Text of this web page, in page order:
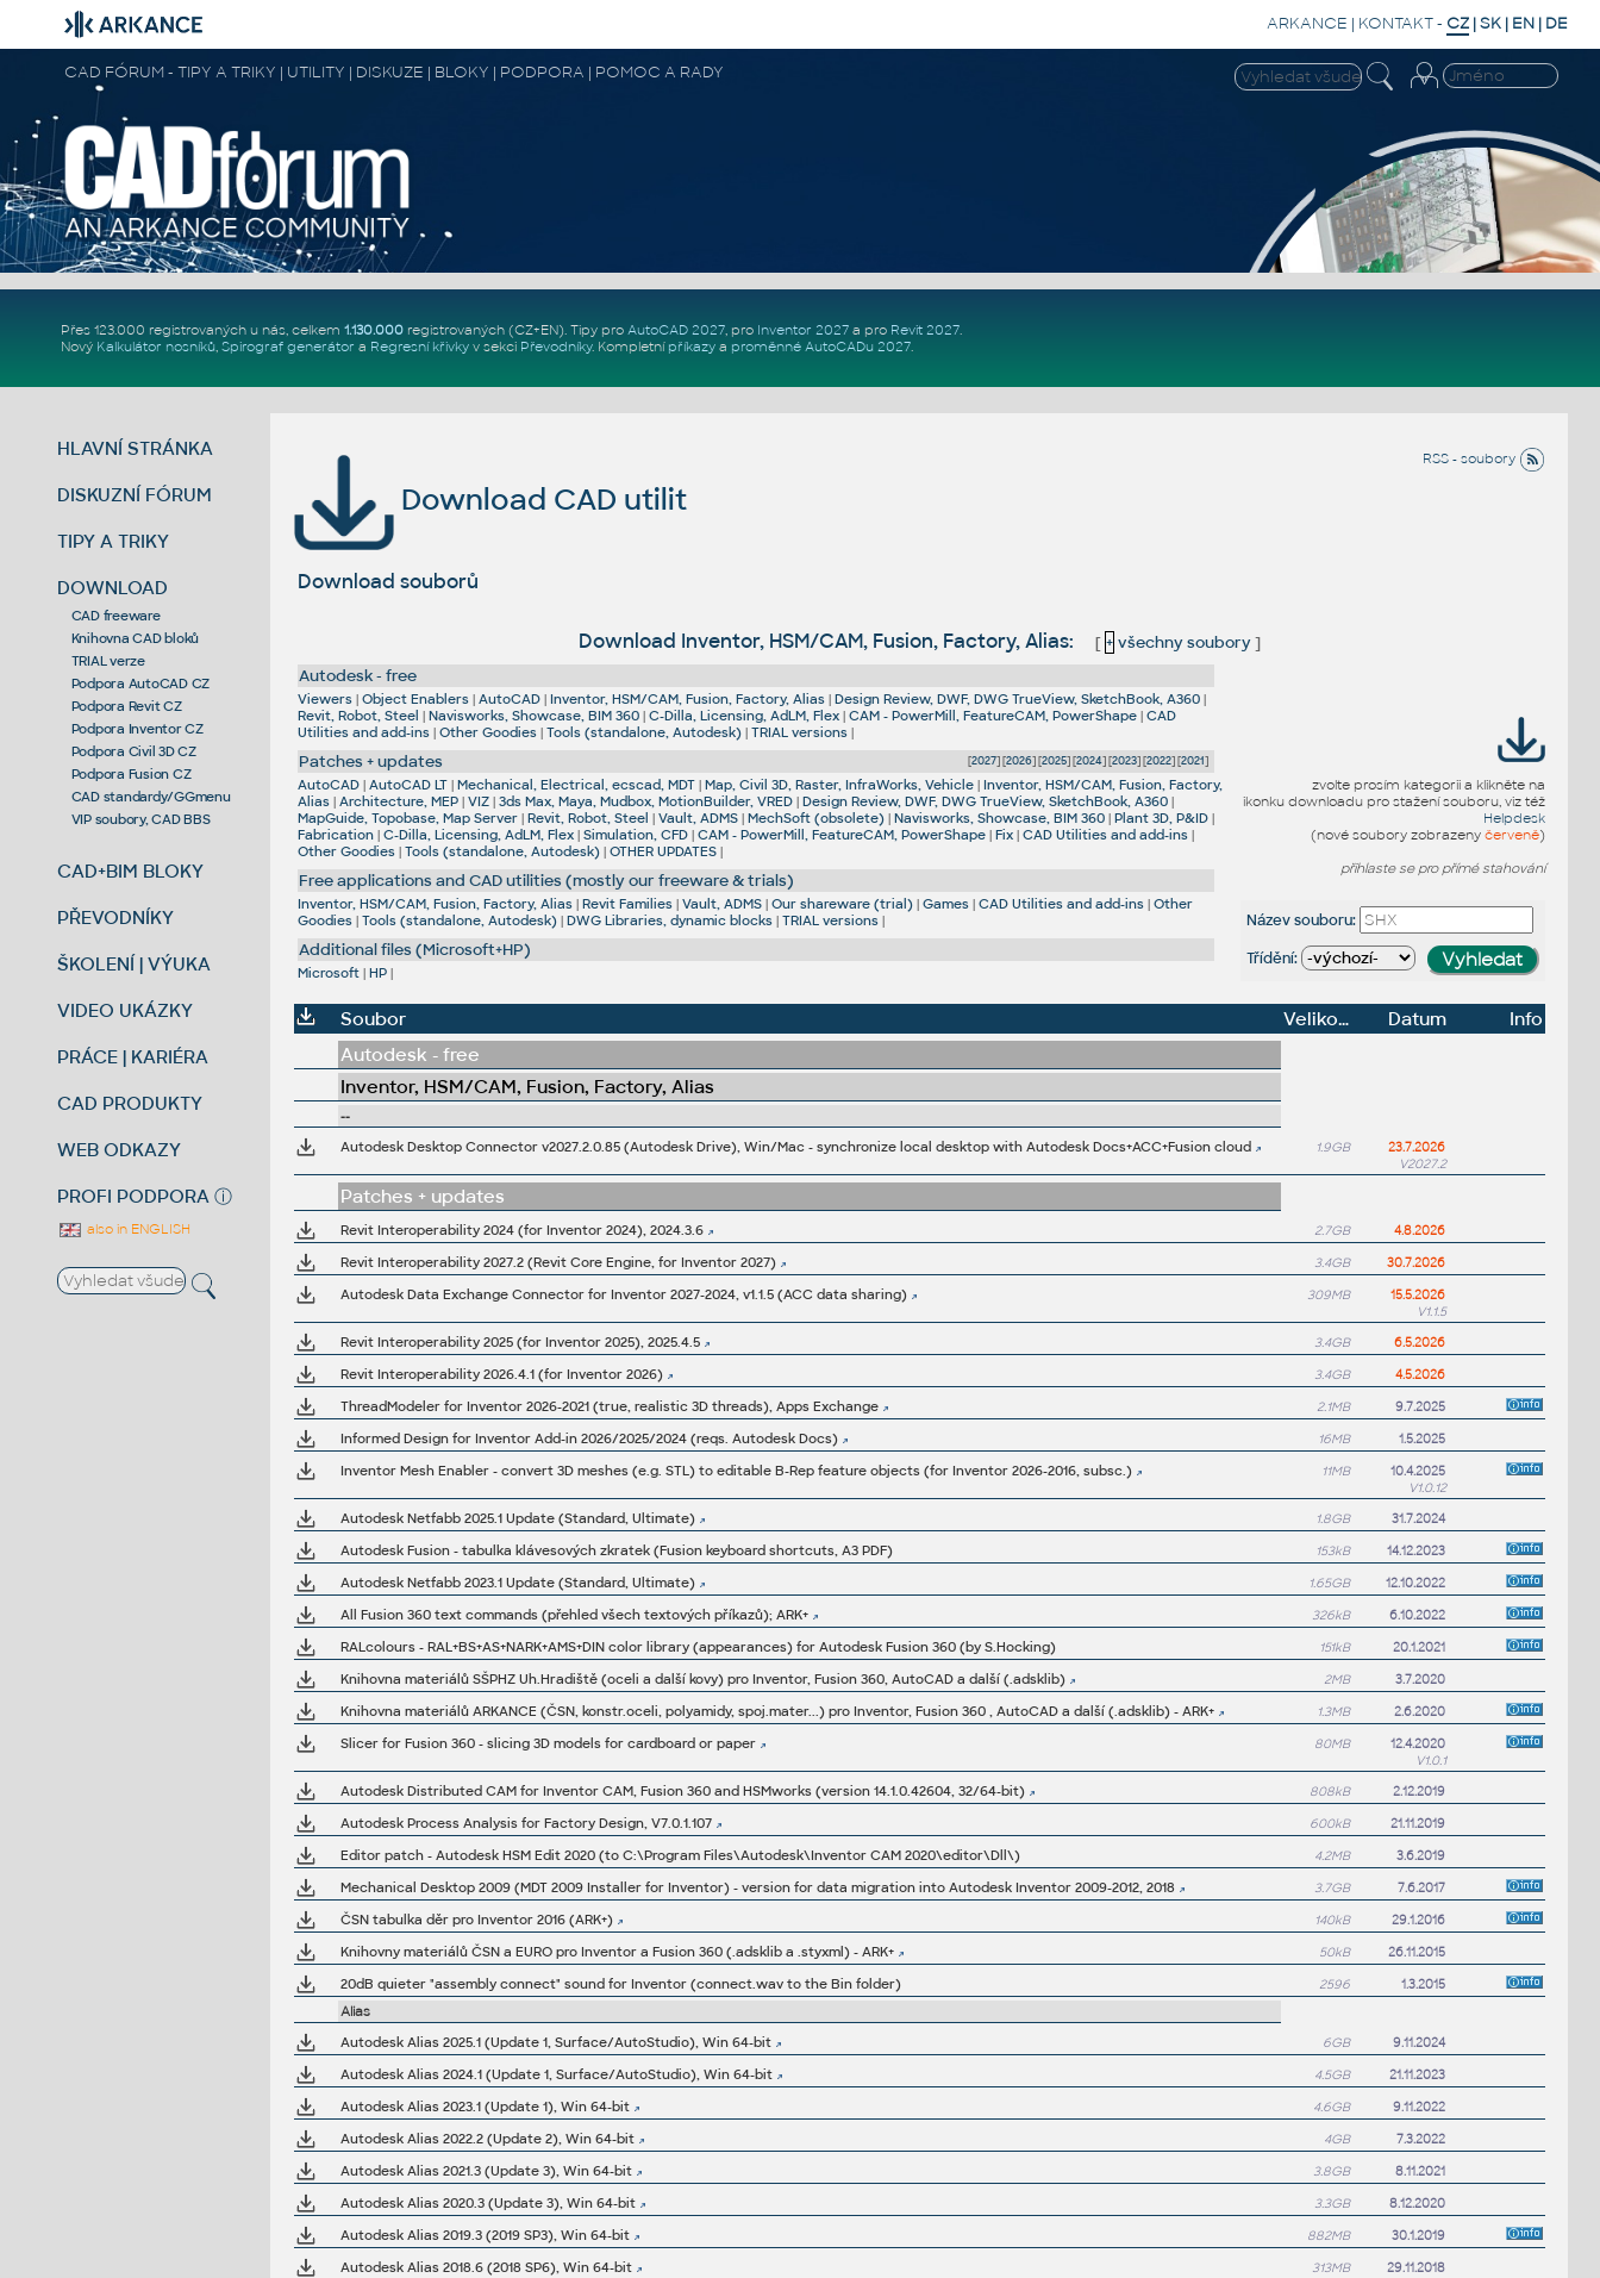
ARKANCE | KONTAKT- CZ |SK | EN | DE
CAD FÓRUM - TIPY A TRIKY | UTILITY | DISKUZE | BLOKY | PODPORA | POMOC A RADY
Přes 123.000 registrovaných u nás, celkem 1.130.000registrovaných (CZ+EN). Tipy pro AutoCAD 2027, pro Inventor 2027a pro Revit 2027.
Nový Kalkulátor nosníků, Spirograf generátor a Regresní křivkyv sekci Převodníky. Kompletní příkazya proměnné AutoCADu 2027.
HLAVNÍ STRÁNKA
DISKUZNÍ FÓRUM
TIPY A TRIKY
DOWNLOAD
CAD freeware
Knihovna CAD bloků
TRIAL verze
Podpora AutoCAD CZ
Podpora Revit CZ
Podpora Inventor CZ
Podpora Civil 3D CZ
Podpora Fusion CZ
CAD standardy/GGmenu
VIP soubory, CAD BBS
CAD+BIM BLOKY
PŘEVODNÍKY
ŠKOLENÍ | VÝUKA
VIDEO UKÁZKY
PRÁCE | KARIÉRA
CAD PRODUKTY
WEB ODKAZY
PROFI PODPORA ⓘ
also in ENGLISH
RSS - soubory
Download CAD utilit
Download souborů
Download Inventor, HSM/CAM, Fusion, Factory, Alias: [ + všechny soubory]
Autodesk - free
Viewers |Object Enablers |AutoCAD |Inventor, HSM/CAM, Fusion, Factory, Alias |Design Review, DWF, DWG TrueView, SketchBook, A360 |
Revit, Robot, Steel |Navisworks, Showcase, BIM 360 |C-Dilla, Licensing, AdLM, Flex |CAM - PowerMill, FeatureCAM, PowerShape |CAD
Utilities and add-ins |Other Goodies |Tools (standalone, Autodesk) |TRIAL versions |
[2027] [2026] [2025] [2024] [2023] [2022] [2021]
Patches + updates
AutoCAD |AutoCAD LT |Mechanical, Electrical, ecscad, MDT |Map, Civil 3D, Raster, InfraWorks, Vehicle |Inventor, HSM/CAM, Fusion, Factory,
Alias |Architecture, MEP |VIZ |3ds Max, Maya, Mudbox, MotionBuilder, VRED |Design Review, DWF, DWG TrueView, SketchBook, A360 |
MapGuide, Topobase, Map Server |Revit, Robot, Steel |Vault, ADMS |MechSoft (obsolete) |Navisworks, Showcase, BIM 360 |Plant 3D, P&ID |
Fabrication |C-Dilla, Licensing, AdLM, Flex |Simulation, CFD |CAM - PowerMill, FeatureCAM, PowerShape |Fix |CAD Utilities and add-ins |
Other Goodies |Tools (standalone, Autodesk) |OTHER UPDATES |
Free applications and CAD utilities (mostly our freeware & trials)
Inventor, HSM/CAM, Fusion, Factory, Alias |Revit Families |Vault, ADMS |Our shareware (trial) |Games |CAD Utilities and add-ins |Other
Goodies |Tools (standalone, Autodesk) |DWG Libraries, dynamic blocks |TRIAL versions |
Additional files (Microsoft+HP)
Microsoft |HP |
zvolte prosím kategorii a klikněte na
ikonku downloadu pro stažení souboru, viz též
Helpdesk
(nové soubory zobrazenyčerveně)
přihlaste se pro přímé stahování
Název souboru:
Třídění:
Soubor Velikost Datum
Info
Autodesk - free
Inventor, HSM/CAM, Fusion, Factory, Alias
--
Autodesk Desktop Connector v2027.2.0.85 (Autodesk Drive), Win/Mac - synchronize local desktop with Autodesk Docs+ACC+Fusion cloud
1.9GB
23.7.2026
V2027.2
Patches + updates
Revit Interoperability 2024 (for Inventor 2024), 2024.3.6 2.7GB 4.8.2026
Revit Interoperability 2027.2 (Revit Core Engine, for Inventor 2027) 3.4GB 30.7.2026
Autodesk Data Exchange Connector for Inventor 2027-2024, v1.1.5 (ACC data sharing) 309MB
15.5.2026
V1.1.5
Revit Interoperability 2025 (for Inventor 2025), 2025.4.5 3.4GB 6.5.2026
Revit Interoperability 2026.4.1 (for Inventor 2026) 3.4GB 4.5.2026
ThreadModeler for Inventor 2026-2021 (true, realistic 3D threads), Apps Exchange 2.1MB 9.7.2025
Informed Design for Inventor Add-in 2026/2025/2024 (reqs. Autodesk Docs) 16MB 1.5.2025
Inventor Mesh Enabler - convert 3D meshes (e.g. STL) to editable B-Rep feature objects (for Inventor 2026-2016, subsc.) 11MB
10.4.2025
V1.0.12
Autodesk Netfabb 2025.1 Update (Standard, Ultimate) 1.8GB 31.7.2024
Autodesk Fusion - tabulka klávesových zkratek (Fusion keyboard shortcuts, A3 PDF) 153kB 14.12.2023
Autodesk Netfabb 2023.1 Update (Standard, Ultimate) 1.65GB 12.10.2022
All Fusion 360 text commands (přehled všech textových příkazů); ARK+ 326kB 6.10.2022
RALcolours - RAL+BS+AS+NARK+AMS+DIN color library (appearances) for Autodesk Fusion 360 (by S.Hocking) 151kB 20.1.2021
Knihovna materiálů SŠPHZ Uh.Hradiště (oceli a další kovy) pro Inventor, Fusion 360, AutoCAD a další (.adsklib) 2MB 3.7.2020
Knihovna materiálů ARKANCE (ČSN, konstr.oceli, polyamidy, spoj.mater...) pro Inventor, Fusion 360 , AutoCAD a další (.adsklib) - ARK+ 1.3MB 2.6.2020
Slicer for Fusion 360 - slicing 3D models for cardboard or paper 80MB
12.4.2020
V1.0.1
Autodesk Distributed CAM for Inventor CAM, Fusion 360 and HSMworks (version 14.1.0.42604, 32/64-bit) 808kB 2.12.2019
Autodesk Process Analysis for Factory Design, V7.0.1.107 600kB 21.11.2019
Editor patch - Autodesk HSM Edit 2020 (to C:\Program Files\Autodesk\Inventor CAM 2020\editor\Dll\) 4.2MB 3.6.2019
Mechanical Desktop 2009 (MDT 2009 Installer for Inventor) - version for data migration into Autodesk Inventor 2009-2012, 2018 3.7GB 7.6.2017
ČSN tabulka děr pro Inventor 2016 (ARK+) 140kB 29.1.2016
Knihovny materiálů ČSN a EURO pro Inventor a Fusion 360 (.adsklib a .styxml) - ARK+ 50kB 26.11.2015
20dB quieter "assembly connect" sound for Inventor (connect.wav to the Bin folder) 2596 1.3.2015
Alias
Autodesk Alias 2025.1 (Update 1, Surface/AutoStudio), Win 64-bit
6GB 9.11.2024
Autodesk Alias 2024.1 (Update 1, Surface/AutoStudio), Win 64-bit 4.5GB 21.11.2023
Autodesk Alias 2023.1 (Update 1), Win 64-bit 4.6GB 9.11.2022
Autodesk Alias 2022.2 (Update 2), Win 64-bit 4GB 7.3.2022
Autodesk Alias 2021.3 (Update 3), Win 64-bit 3.8GB 8.11.2021
Autodesk Alias 2020.3 (Update 3), Win 64-bit 3.3GB 8.12.2020
Autodesk Alias 2019.3 (2019 SP3), Win 64-bit 882MB 30.1.2019
Autodesk Alias 2018.6 (2018 SP6), Win 64-bit 313MB 29.11.2018